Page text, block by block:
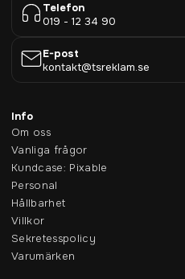
Telefon
019 - 12 34 90
E-post
kontakt@tsreklam.se
Info
Om oss
Vanliga frågor
Kundcase: Pixable
Personal
Hållbarhet
Villkor
Sekretesspolicy
Varumärken